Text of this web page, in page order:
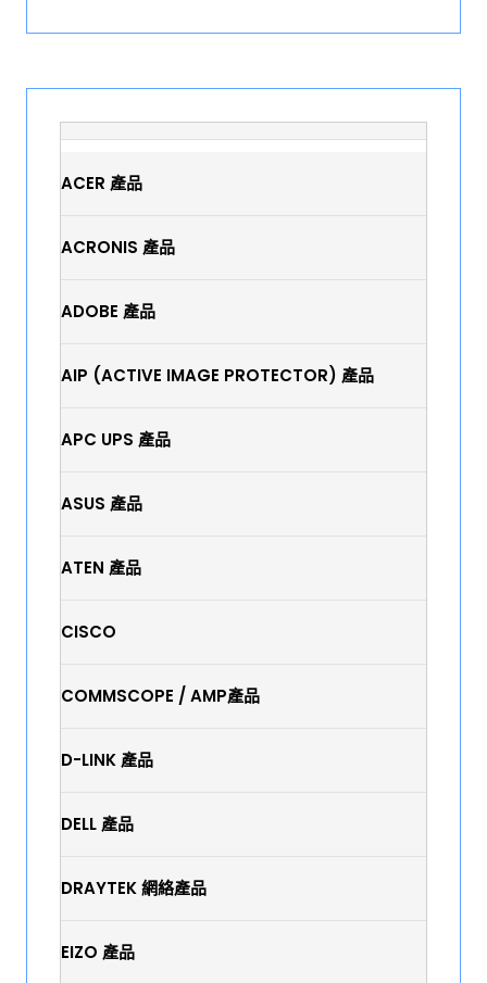
ACER 產品
ACRONIS 產品
ADOBE 產品
AIP (ACTIVE IMAGE PROTECTOR) 產品
APC UPS 產品
ASUS 產品
ATEN 產品
CISCO
COMMSCOPE / AMP產品
D-LINK 產品
DELL 產品
DRAYTEK 網絡產品
EIZO 產品